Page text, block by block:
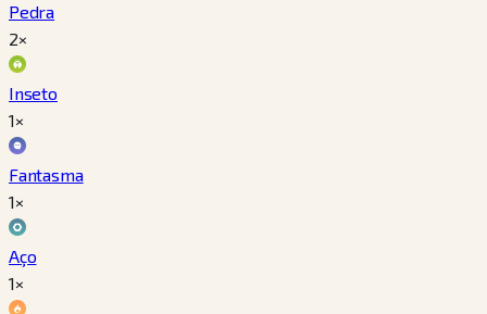
Pedra
2×
Inseto
1×
Fantasma
1×
Aço
1×